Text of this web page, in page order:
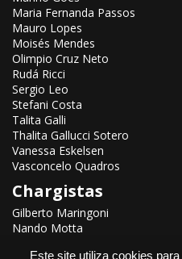
Este site utiliza cookies
Maria Fernanda Passos
Mauro Lopes
Moisés Mendes
Olimpio Cruz Neto
Rudá Ricci
Sergio Leo
Stefani Costa
Talita Galli
Thalita Gallucci Sotero
Vanessa Eskelsen
Vasconcelo Quadros
Chargistas
Gilberto Maringoni
Nando Motta